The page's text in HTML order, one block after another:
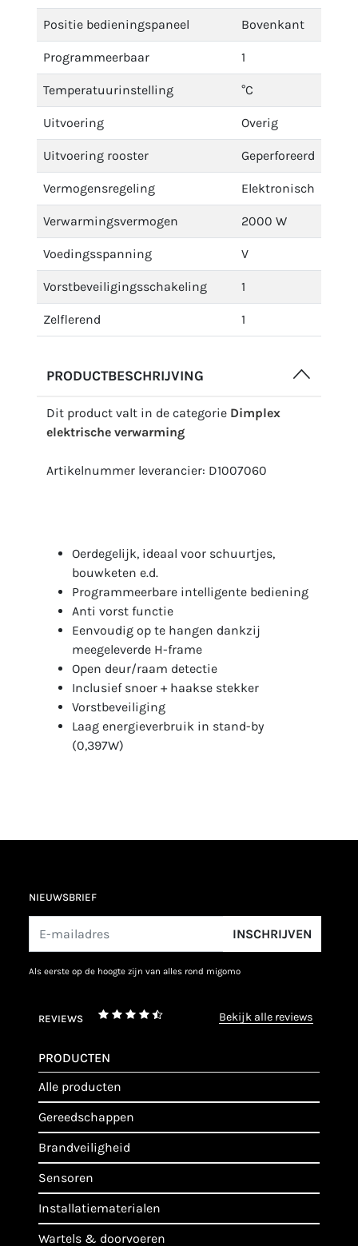
Positie bedieningspaneel Bovenkant
Programmeerbaar 1
Temperatuurinstelling °C
Uitvoering Overig
Uitvoering rooster Geperforeerd
Vermogensregeling Elektronisch
Verwarmingsvermogen 2000 W
Voedingsspanning V
Vorstbeveiligingsschakeling 1
Zelflerend 1
PRODUCTBESCHRIJVING
Dit product valt in de categorie Dimplex
elektrische verwarming
Artikelnummer leverancier: D1007060
Oerdegelijk, ideaal voor schuurtjes,
bouwketen e.d.
Programmeerbare intelligente bediening
Anti vorst functie
Eenvoudig op te hangen dankzij
meegeleverde H-frame
Open deur/raam detectie
Inclusief snoer + haakse stekker
Vorstbeveiliging
Laag energieverbruik in stand-by
(0,397W)
NIEUWSBRIEF
INSCHRIJVEN
als eerste op de hoogte zijn van alles rond migomo
REVIEWS bekijk alle reviews
PRODUCTEN
alle producten
gereedschappen
brandveiligheid
sensoren
installatiematerialen
wartels & doorvoeren